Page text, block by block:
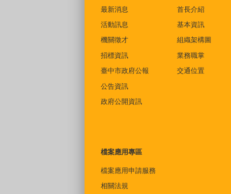
最新消息
活動訊息
機關徵才
招標資訊
臺中市政府公報
公告資訊
政府公開資訊
首長介紹
基本資訊
組織架構圖
業務職掌
交通位置
檔案應用專區
檔案應用申請服務
相關法規